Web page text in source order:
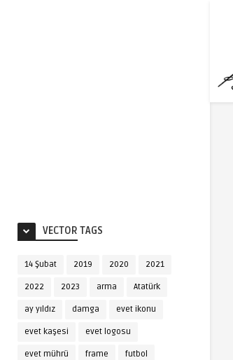
VECTOR TAGS
14 Şubat 2019 2020 2021
2022 2023 arma Atatürk
ay yıldız damga evet ikonu
evet kaşesi evet logosu
evet mührü frame futbol